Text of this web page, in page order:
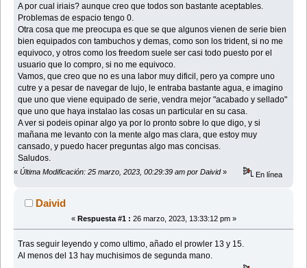
A por cual iriais? aunque creo que todos son bastante aceptables.
Problemas de espacio tengo 0.
Otra cosa que me preocupa es que se que algunos vienen de serie bien
bien equipados con tambuchos y demas, como son los trident, si no me
equivoco, y otros como los freedom suele ser casi todo puesto por el
usuario que lo compro, si no me equivoco.
Vamos, que creo que no es una labor muy dificil, pero ya compre uno
cutre y a pesar de navegar de lujo, le entraba bastante agua, e imagino
que uno que viene equipado de serie, vendra mejor "acabado y sellado"
que uno que haya instalao las cosas un particular en su casa.
A ver si podeis opinar algo ya por lo pronto sobre lo que digo, y si
mañana me levanto con la mente algo mas clara, que estoy muy
cansado, y puedo hacer preguntas algo mas concisas.
Saludos.
« Última Modificación: 25 marzo, 2023, 00:29:39 am por Daivid» En línea
Daivid
« Respuesta #1 : 26 marzo, 2023, 13:33:12 pm »
Tras seguir leyendo y como ultimo, añado el prowler 13 y 15.
Al menos del 13 hay muchisimos de segunda mano.